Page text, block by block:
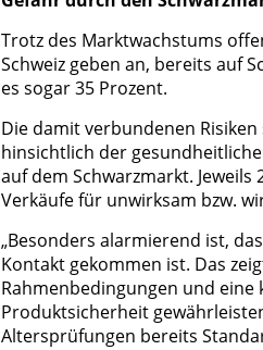
Trotz des Marktwachstums
Schweiz geben an, bereits auf
es sogar 35 Prozent.
Die damit verbundenen
hinsichtlich der
auf dem Schwarzmarkt.
Verkäufe für unwirksam bzw.
„Besonders alarmierend ist,
Kontakt gekommen ist. Das
Rahmenbedingungen und
Produktsicherheit
Altersprüfungen bereits